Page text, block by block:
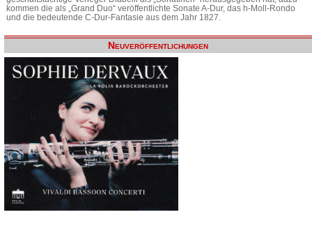
kommen die als „Grand Duo“ veröffentlichte Sonate A-Dur, das h-Moll-Rondo
und die bedeutende C-Dur-Fantasie aus dem Jahr 1827.
Neuveröffentlichungen